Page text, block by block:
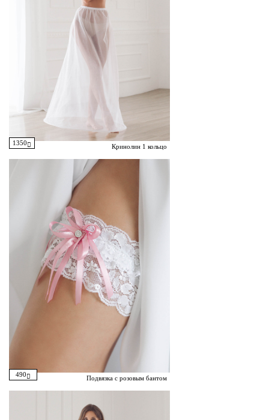
1350 Кринолин 1 кольцо
490 Подвязка с розовым бантом